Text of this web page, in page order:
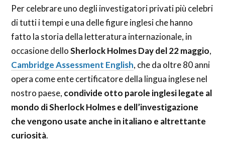
Per celebrare uno degli investigatori privati più celebri
di tutti i tempi e una delle figure inglesi che hanno
fatto la storia della letteratura internazionale, in
occasione delloSherlock Holmes Day del 22 maggio,
Cambridge Assessment English, che da oltre 80 anni
opera come ente certificatore della lingua inglese nel
nostro paese, condivide otto parole inglesi legate al
mondo di Sherlock Holmese dell’investigazione
che vengono usate anche in italiano e altrettante
curiosità.